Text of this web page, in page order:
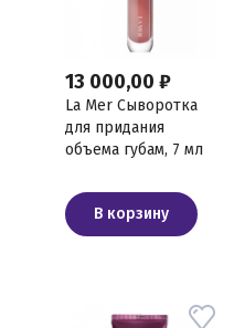
13 000,00 ₽
La Mer Сыворотка
для придания
объема губам, 7 мл
В корзину